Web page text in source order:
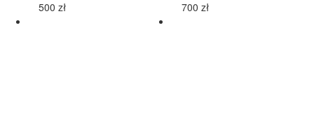
500 zł 700 zł